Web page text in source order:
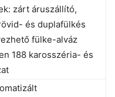
zárt áruszállító,
és duplafülkés
fülke-alváz
188 karosszéria- és